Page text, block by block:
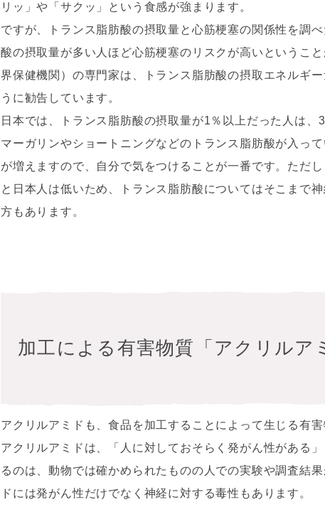
リッ」や「サクッ」という食感が強まります。
ですが、トランス脂肪酸の摂取量と心筋梗塞の関係性を調
酸の摂取量が多い人ほど心筋梗塞のリスクが高いというこ
界保健機関）の専門家は、トランス脂肪酸の摂取エネルギ
うに勧告しています。
日本では、トランス脂肪酸の摂取量が1％以上だった人は、
マーガリンやショートニングなどのトランス脂肪酸が入っ
が増えますので、自分で気をつけることが一番です。ただ
と日本人は低いため、トランス脂肪酸についてはそこまで
方もあります。
加工による有害物質「アクリルア
アクリルアミドも、食品を加工することによって生じる有害
アクリルアミドは、「人に対しておそらく発がん性がある
るのは、動物では確かめられたものの人での実験や調査結
ドには発がん性だけでなく神経に対する毒性もあります。